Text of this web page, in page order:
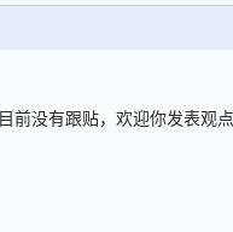
目前没有跟贴，欢迎你发表观点